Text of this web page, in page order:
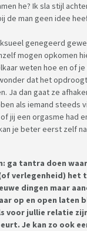
he? Ik sla stijl
de man geen idee
genegeerd
mogen opkomen
weten hoe en of
dat het
Ja dan gaat ze
als iemand steeds
jij een orgasme had
je beter eerst zelf
ga tantra doen
verlegenheid) het
dingen maar
op en open laten
voor jullie relatie
Je kan zo ook